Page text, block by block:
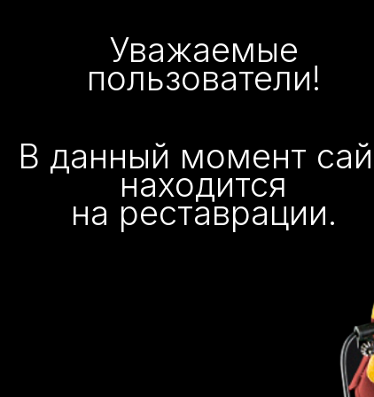
Уважаемые
пользователи!
В данный момент
находится
на реставрации.